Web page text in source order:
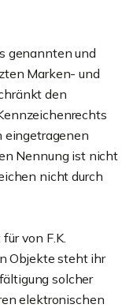
genannten und
Marken- und
den
eingetragenen
Nennung ist nicht
nicht durch
von F.K.
Objekte steht ihr
solcher
elektronischen